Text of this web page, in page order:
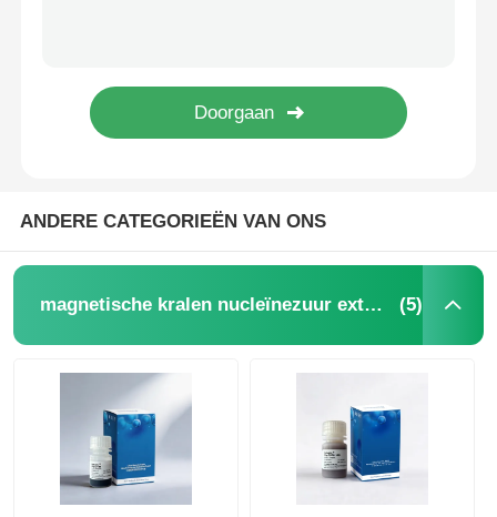
Cell Sorting Magnetische kralen
Oppervlakte-geactiveerde magnetische kralen
Geautomatiseerde instrumenten en verbruiksartikelen
ANDERE CATEGORIEËN VAN ONS
magnetische kralen nucleïnezuur extractie (5)